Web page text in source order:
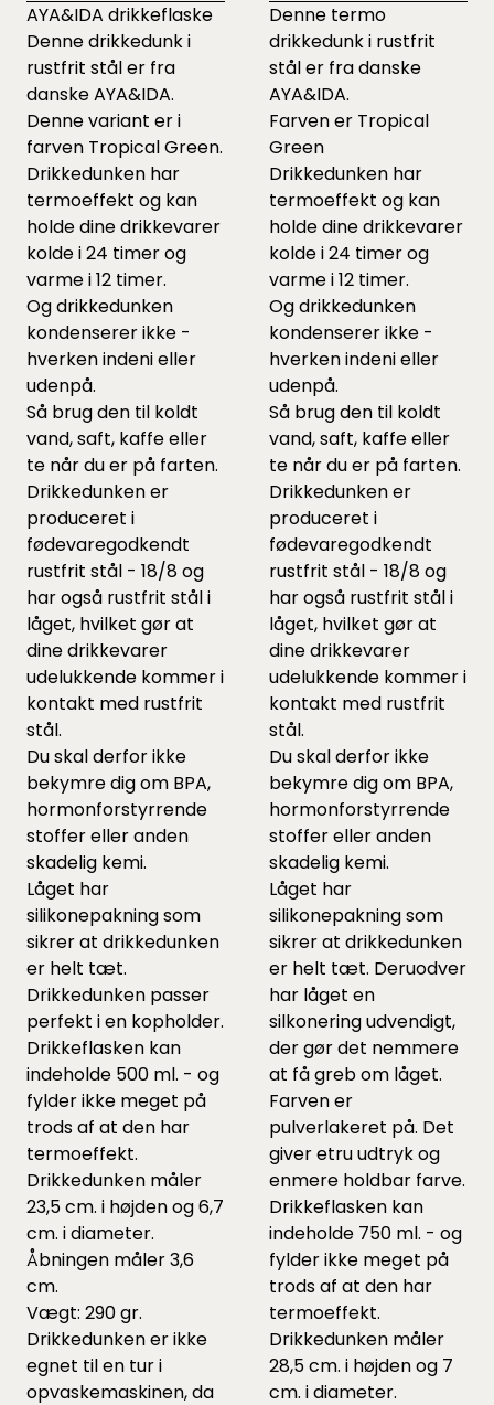
AYA&IDA drikkeflaske
Denne drikkedunk i
rustfrit stål er fra
danske AYA&IDA.
Denne variant er i
farven Tropical Green.
Drikkedunken har
termoeffekt og kan
holde dine drikkevarer
kolde i 24 timer og
varme i 12 timer.
Og drikkedunken
kondenserer ikke -
hverken indeni eller
udenpå.
Så brug den til koldt
vand, saft, kaffe eller
te når du er på farten.
Drikkedunken er
produceret i
fødevaregodkendt
rustfrit stål - 18/8 og
har også rustfrit stål i
låget, hvilket gør at
dine drikkevarer
udelukkende kommer i
kontakt med rustfrit
stål.
Du skal derfor ikke
bekymre dig om BPA,
hormonforstyrrende
stoffer eller anden
skadelig kemi.
Låget har
silikonepakning som
sikrer at drikkedunken
er helt tæt.
Drikkedunken passer
perfekt i en kopholder.
Drikkeflasken kan
indeholde 500 ml. - og
fylder ikke meget på
trods af at den har
termoeffekt.
Drikkedunken måler
23,5 cm. i højden og 6,7
cm. i diameter.
Åbningen måler 3,6
cm.
Vægt: 290 gr.
Drikkedunken er ikke
egnet til en tur i
opvaskemaskinen, da
Denne termo
drikkedunk i rustfrit
stål er fra danske
AYA&IDA.
Farven er Tropical
Green
Drikkedunken har
termoeffekt og kan
holde dine drikkevarer
kolde i 24 timer og
varme i 12 timer.
Og drikkedunken
kondenserer ikke -
hverken indeni eller
udenpå.
Så brug den til koldt
vand, saft, kaffe eller
te når du er på farten.
Drikkedunken er
produceret i
fødevaregodkendt
rustfrit stål - 18/8 og
har også rustfrit stål i
låget, hvilket gør at
dine drikkevarer
udelukkende kommer i
kontakt med rustfrit
stål.
Du skal derfor ikke
bekymre dig om BPA,
hormonforstyrrende
stoffer eller anden
skadelig kemi.
Låget har
silikonepakning som
sikrer at drikkedunken
er helt tæt. Deruodver
har låget en
silkonering udvendigt,
der gør det nemmere
at få greb om låget.
Farven er
pulverlakeret på. Det
giver etru udtryk og
enmere holdbar farve.
Drikkeflasken kan
indeholde 750 ml. - og
fylder ikke meget på
trods af at den har
termoeffekt.
Drikkedunken måler
28,5 cm. i højden og 7
cm. i diameter.